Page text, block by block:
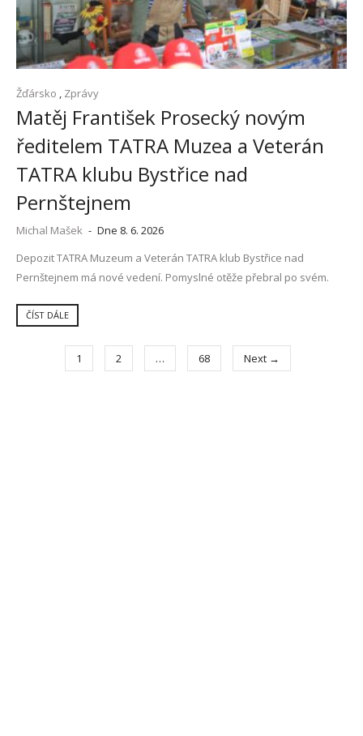
Žďársko Zprávy
Matěj František Prosecký novým
ředitelem TATRA Muzea a Veterán
TATRA klubu Bystřice nad
Pernštejnem
Michal Mašek - Dne 8. 6. 2026
Depozit TATRA Muzeum a Veterán TATRA klub Bystřice nad
Pernštejnem má nové vedení. Pomyslné otěže přebral po svém.
ČÍST DÁLE
1 2 … 68 Next →